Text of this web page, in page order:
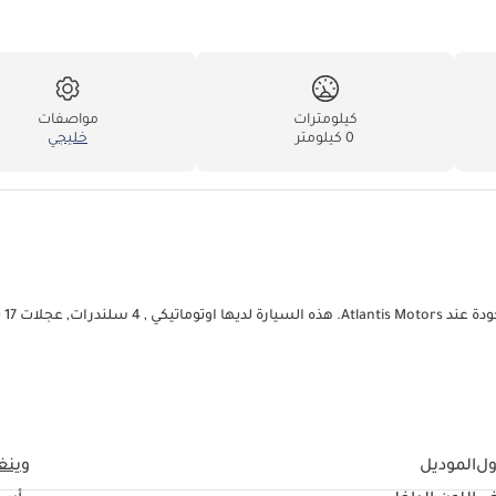
كيلومترات
0 كيلومتر
مواصفات
خليجي
الموديل